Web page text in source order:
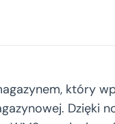
który
Dzięki